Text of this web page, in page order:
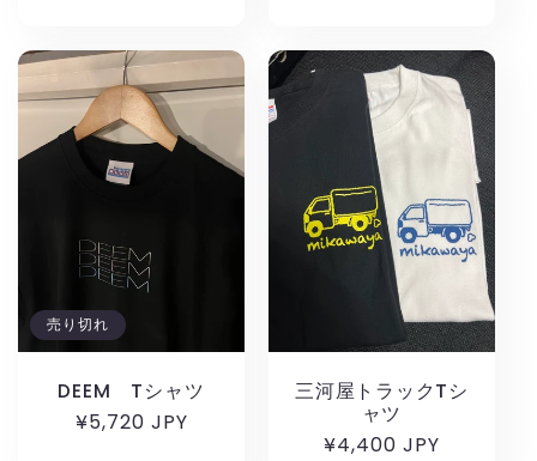
格
格
売り切れ
DEEM Tシャツ
通
¥5,720 JPY
三河屋トラックTシ
ャツ
通
¥4,400 JPY